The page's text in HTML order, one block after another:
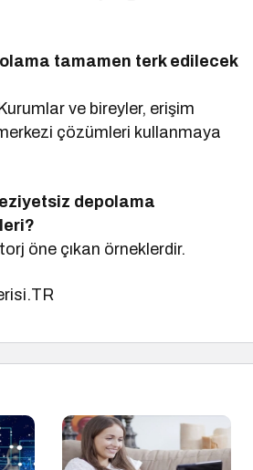
tamamen terk edilecek
ve bireyler, erişim
çözümleri kullanmaya
depolama
öne çıkan örneklerdir.